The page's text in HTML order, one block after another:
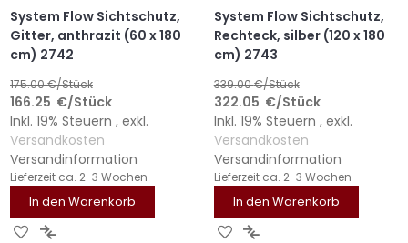
System Flow Sichtschutz,
Gitter, anthrazit (60 x 180
cm) 2742
175.00€/Stück
166.25 €/Stück
Inkl. 19% Steuern , exkl.
Versandkosten
Versandinformation
Lieferzeit ca. 2-3 Wochen
In den Warenkorb
ZURZUR
System Flow Sichtschutz,
Rechteck, silber (120 x 180
cm) 2743
339.00€/Stück
322.05 €/Stück
Inkl. 19% Steuern , exkl.
Versandkosten
Versandinformation
Lieferzeit ca. 2-3 Wochen
In den Warenkorb
ZURZUR